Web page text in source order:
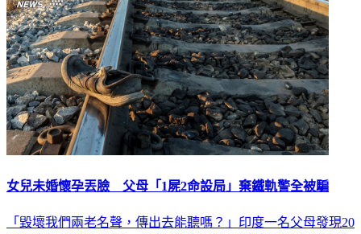
女兒未婚懷孕丟臉 父母「1屍2命設局」棄鐵軌警全被騙
「毀壞我們兩老名聲，傳出去能聽嗎？」印度一名父母發現20